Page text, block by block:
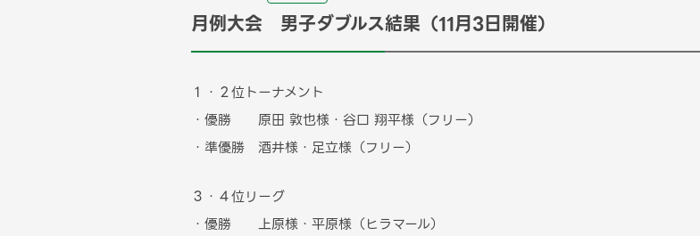
月例大会 男子ダブルス結果（11月3日開催）
１・２位トーナメント
・優勝 原田 敦也様・谷口 翔平様（フリー）
・準優勝 酒井様・足立様（フリー）
３・４位リーグ
・優勝 上原様・平原様（ヒラマール）